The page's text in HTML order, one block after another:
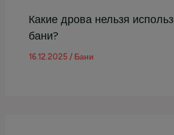
Какие дрова нельзя
бани?
16.12.2025 / Бани